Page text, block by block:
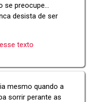
se preocupe...
desista de ser
texto
mesmo quando a
sorrir perante as